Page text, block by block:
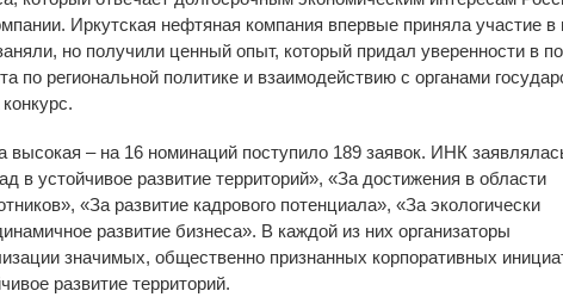
Иркутская нефтяная компания впервые приняла участие
но получили ценный опыт, который придал уверенности в
по региональной политике и взаимодействию с органами
высокая – на 16 номинаций поступило 189 заявок. ИНК
в устойчивое развитие территорий», «За достижения в области
«За развитие кадрового потенциала», «За экологически
развитие бизнеса». В каждой из них организаторы
значимых, общественно признанных корпоративных
развитие территорий.